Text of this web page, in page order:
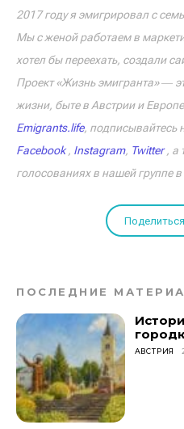
2017 году я эмигрировал с
Мы с женой работаем в
хотел бы переехать, создали
Проект «Жизнь эмигранта» ―
жизни, быте в Австрии и
Emigrants.life, подписывайтесь
Facebook, Instagram, Twitter, а
голосованиях в нашей группе в
Поделиться
ПОСЛЕДНИЕ
АВСТРИЯ